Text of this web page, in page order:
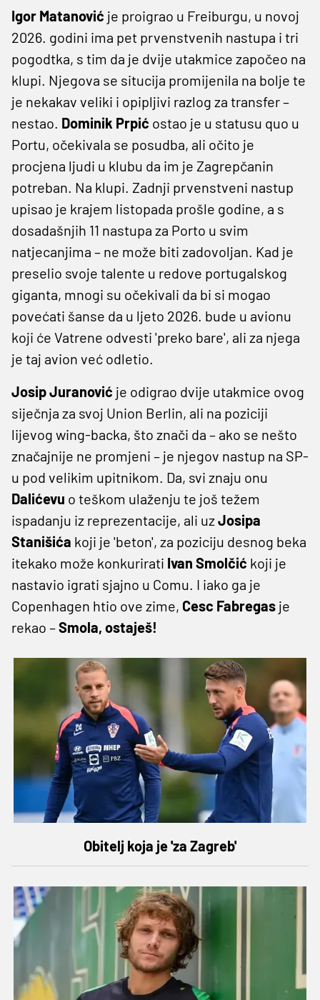
Igor Matanović je proigrao u Freiburgu, u novoj
2026. godini ima pet prvenstvenih nastupa i tri
pogodtka, s tim da je dvije utakmice započeo na
klupi. Njegova se situcija promijenila na bolje te
je nekakav veliki i opipljivi razlog za transfer –
nestao. Dominik Prpić ostao je u statusu quo u
Portu, očekivala se posudba, ali očito je
procjena ljudi u klubu da im je Zagrepčanin
potreban. Na klupi. Zadnji prvenstveni nastup
upisao je krajem listopada prošle godine, a s
dosadašnjih 11 nastupa za Porto u svim
natjecanjima – ne može biti zadovoljan. Kad je
preselio svoje talente u redove portugalskog
giganta, mnogi su očekivali da bi si mogao
povećati šanse da u ljeto 2026. bude u avionu
koji će Vatrene odvesti 'preko bare', ali za njega
je taj avion već odletio.
JosipJuranović je odigrao dvije utakmice ovog
siječnja za svoj Union Berlin, ali na poziciji
lijevog wing-backa, što znači da – ako se nešto
značajnije ne promjeni – je njegov nastup na SP-
u pod velikim upitnikom. Da, svi znaju onu
Dalićevu o teškom ulaženju te još težem
ispadanju iz reprezentacije, ali uzJosipa
Stanišića koji je 'beton', za poziciju desnog beka
itekako može konkurirati Ivan Smolčić koji je
nastavio igrati sjajno u Comu. I iako ga je
Copenhagen htio ove zime, Cesc Fabregas je
rekao –Smola, ostaješ!
Obitelj koja je 'za Zagreb'